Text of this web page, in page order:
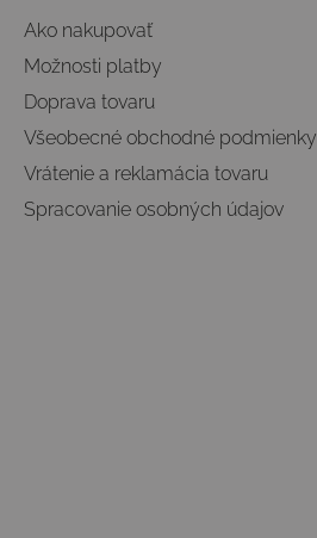
Ako nakupovať
Možnosti platby
Doprava tovaru
Všeobecné obchodné podmienky
Vrátenie a reklamácia tovaru
Spracovanie osobných údajov